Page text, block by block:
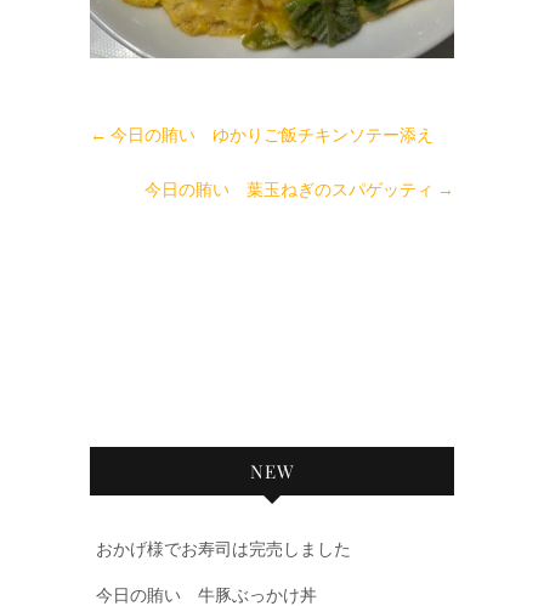
← 今日の賄い ゆかりご飯チキンソテー添え
今日の賄い 葉玉ねぎのスパゲッティ →
NEW
おかげ様でお寿司は完売しました
今日の賄い 牛豚ぶっかけ丼